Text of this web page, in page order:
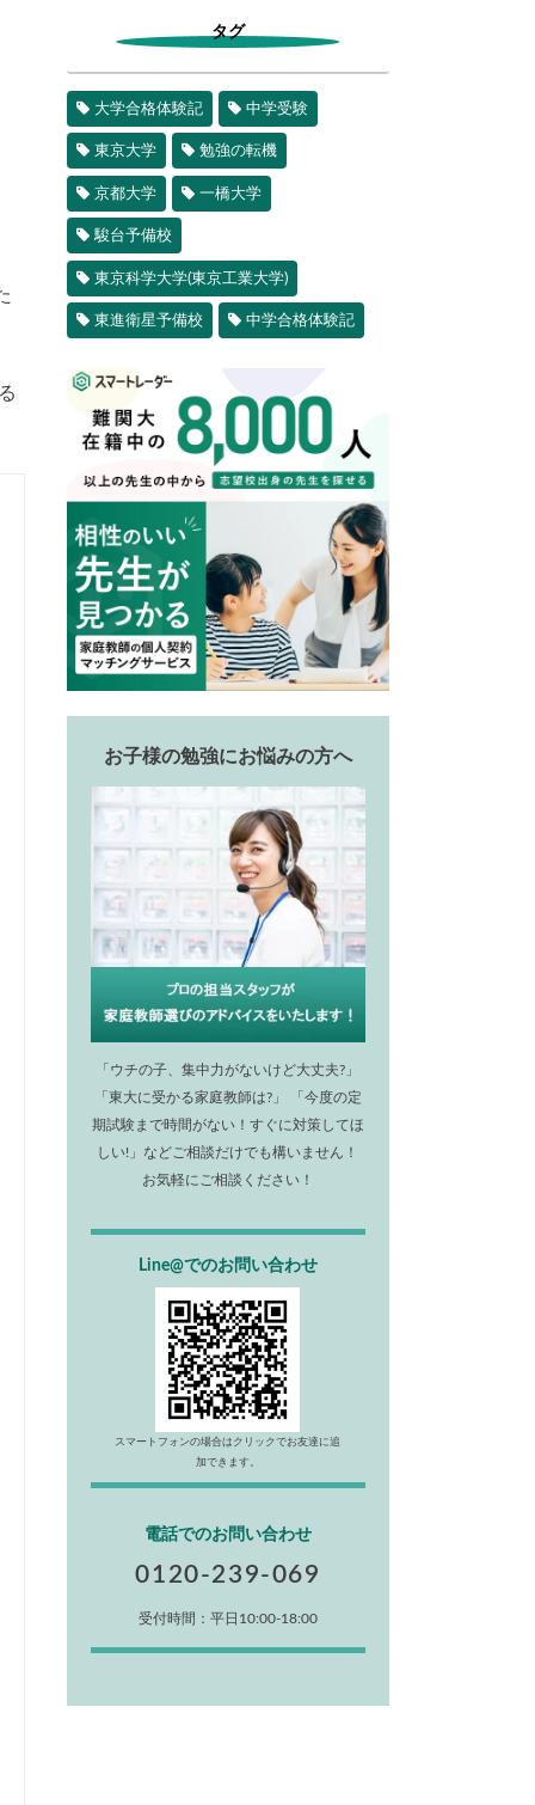
タグ
大学合格体験記 中学受験
東京大学 勉強の転機
京都大学 一橋大学
駿台予備校
東京科学大学(東京工業大学)
東進衛星予備校 中学合格体験記
お子様の勉強にお悩みの方へ
「ウチの子、集中力がないけど大丈夫?」
「東大に受かる家庭教師は?」 「今度の定
期試験まで時間がない！すぐに対策してほ
しい!」などご相談だけでも構いません！
お気軽にご相談ください！
Line@でのお問い合わせ
スマートフォンの場合はクリックでお友達に追
加できます。
電話でのお問い合わせ
0120-239-069
受付時間：平日10:00-18:00